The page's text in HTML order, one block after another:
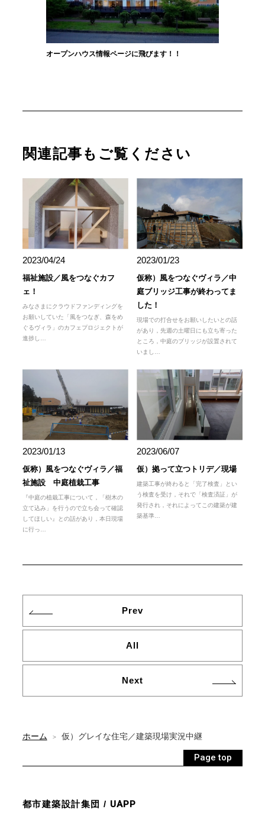
オープンハウス情報ページに飛びます！！
関連記事もご覧ください
2023/04/24
福祉施設／風をつなぐカフ
ェ！
みなさまにクラウドファンディングを
お願いしていた「風をつなぎ、森をめ
ぐるヴィラ」のカフェプロジェクトが
進捗し…
2023/01/23
仮称）風をつなぐヴィラ／中
庭ブリッジ工事が終わってま
した！
現場での打合せをお願いしたいとの話
があり，先週の土曜日にも立ち寄った
ところ，中庭のブリッジが設置されて
いまし…
2023/01/13
仮称）風をつなぐヴィラ／福
祉施設 中庭植栽工事
『中庭の植栽工事について，「樹木の
立て込み」を行うので立ち会って確認
してほしい』との話があり，本日現場
に行っ…
2023/06/07
仮）拠って立つトリデ／現場
建築工事が終わると「完了検査」とい
う検査を受け，それで「検査済証」が
発行され，それによってこの建築が建
築基準…
Prev
All
Next
ホーム > 仮）グレイな住宅／建築現場実況中継
Page top
都市建築設計集団 / UAPP